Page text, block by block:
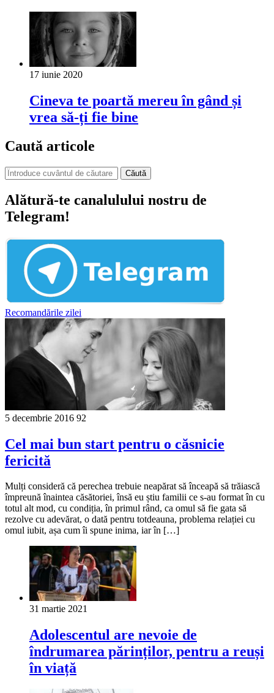
17 iunie 2020
Cineva te poartă mereu în gând și
vrea să-ți fie bine
Caută articole
Căută
Alătură-te canalulului nostru de
Telegram!
Recomandările zilei
5 decembrie 2016 92
Cel mai bun start pentru o căsnicie
fericită
Mulți consideră că perechea trebuie neapărat să înceapă să trăiască
împreună înaintea căsătoriei, însă eu știu familii ce s-au format în cu
totul alt mod, cu condiția, în primul rând, ca omul să fie gata să
rezolve cu adevărat, o dată pentru totdeauna, problema relației cu
omul iubit, așa cum îi spune inima, iar în […]
31 martie 2021
Adolescentul are nevoie de
îndrumarea părinților, pentru a reuși
în viață